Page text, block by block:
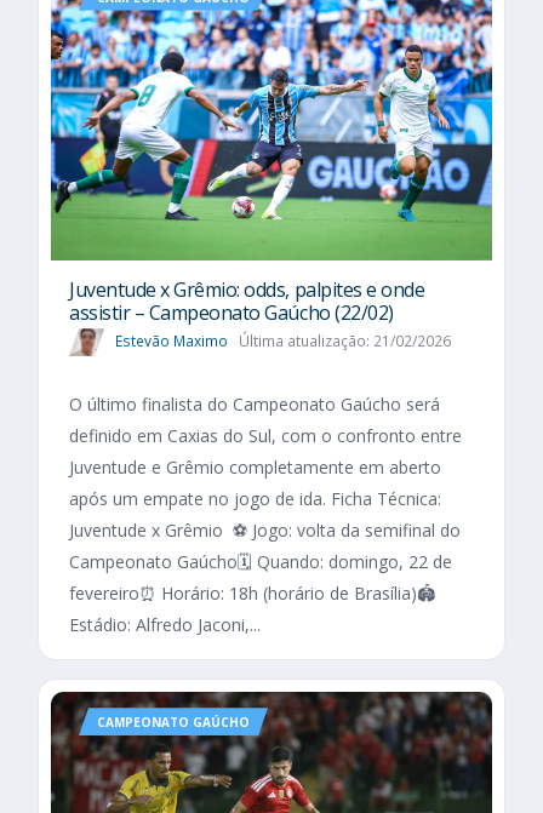
Juventude x Grêmio: odds, palpites e onde
assistir – Campeonato Gaúcho (22/02)
Estevão Maximo Última atualização: 21/02/2026
O último finalista do Campeonato Gaúcho será
definido em Caxias do Sul, com o confronto entre
Juventude e Grêmio completamente em aberto
após um empate no jogo de ida. Ficha Técnica:
Juventude x Grêmio ⚽ Jogo: volta da semifinal do
Campeonato Gaúcho🗓️ Quando: domingo, 22 de
fevereiro⏰ Horário: 18h (horário de Brasília)🏟️
Estádio: Alfredo Jaconi,...
CAMPEONATO GAÚCHO